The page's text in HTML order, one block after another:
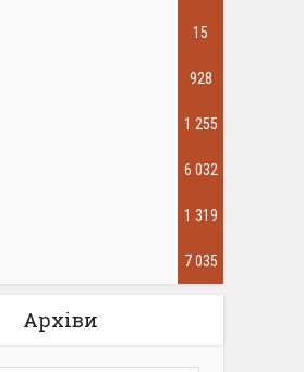
15
928
1 255
6 032
1 319
7 035
Архіви